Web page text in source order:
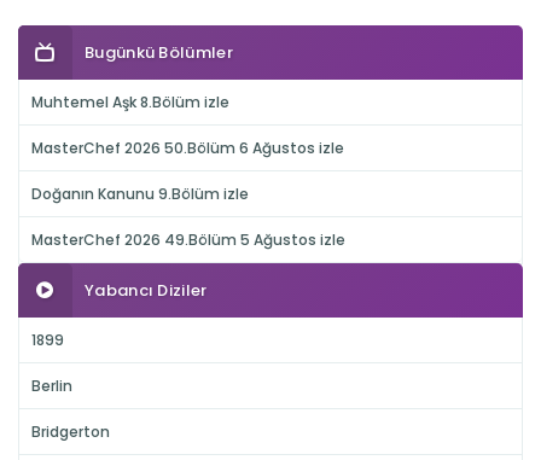
Bugünkü Bölümler
Muhtemel Aşk 8.Bölüm izle
MasterChef 2026 50.Bölüm 6 Ağustos izle
Doğanın Kanunu 9.Bölüm izle
MasterChef 2026 49.Bölüm 5 Ağustos izle
Yabancı Diziler
1899
Berlin
Bridgerton